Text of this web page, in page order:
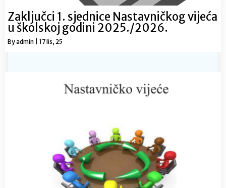
Zaključci 1. sjednice Nastavničkog vijeća
u školskoj godini 2025./2026.
Byadmin 17 lis, 25